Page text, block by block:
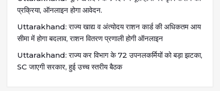
प्रक्रिया, ऑनलाइन होगा आवेदन.
Uttarakhand: राज्य खाद्य व अंत्योदय राशन कार्ड की अधिकतम आय
सीमा में होगा बदलाव, राशन वितरण प्रणाली होगी ऑनलाइन
Uttarakhand: राज्य कर विभाग के 72 उपनलकर्मियों को बड़ा झटका,
SC जाएगी सरकार, हुई उच्च स्तरीय बैठक